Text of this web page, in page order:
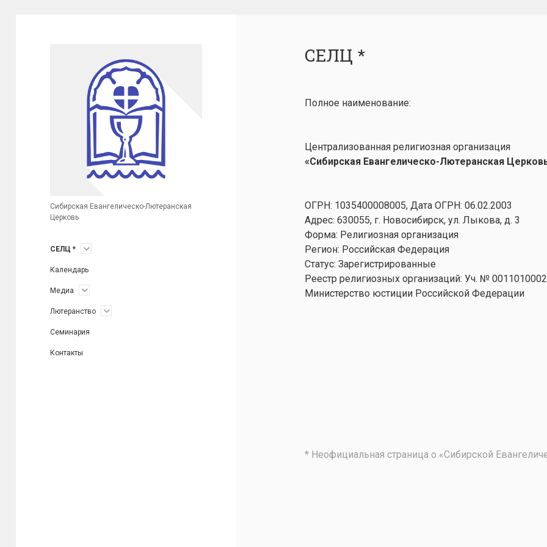
Сибирская
Евангелическо-
Лютеранская
Церковь
(неофициальный
сайт)
Сибирская Евангелическо-Лютеранская
Церковь
СЕЛЦ *
открыть
меню
Календарь
Медиа
открыть
меню
Лютеранство
открыть
меню
Семинария
Контакты
СЕЛЦ *
Полное наименование:
Централизованная религиозная организация
«Сибирская Евангелическо-Лютеранская
ОГРН: 1035400008005, Дата ОГРН: 06.02.2003
Адрес: 630055, г. Новосибирск, ул. Лыкова, д. 3
Форма: Религиозная организация
Регион: Российская Федерация
Статус: Зарегистрированные
Реестр религиозных организаций: Уч. № 0011010002
Министерство юстиции Российской Федерации
* Неофициальная страница о «Сибирской